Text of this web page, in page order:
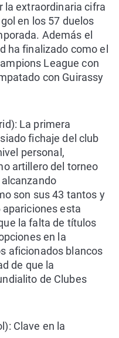
la extraordinaria cifra
en los 57 duelos
Además el
ha finalizado como el
League con
con Guirassy
La primera
fichaje del club
personal,
artillero del torneo
son sus 43 tantos y
esta
la falta de títulos
en la
aficionados blancos
de que la
de Clubes
Clave en la